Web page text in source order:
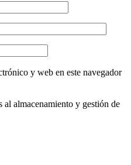
y web en este navegador
al almacenamiento y gestión de